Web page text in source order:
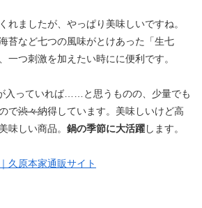
れましたが、やっぱり美味しいですね。
苔など七つの風味がとけあった「生七
一つ刺激を加えたい時にに便利です。
入っていれば……と思うものの、少量でも
で渋々納得しています。美味しいけど高
味しい商品。 鍋の季節に大活躍します。
久原本家通販サイト